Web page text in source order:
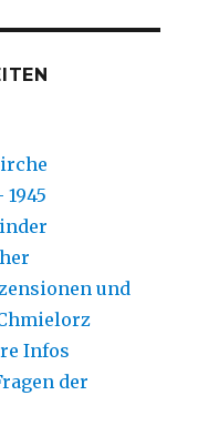
und
Infos
der